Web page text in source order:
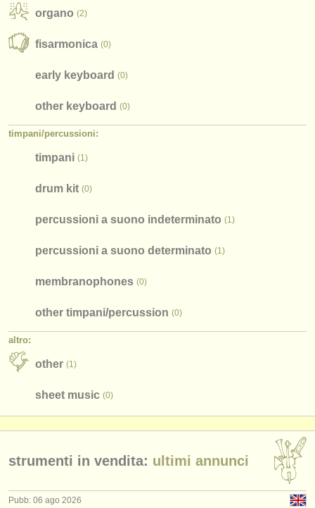
organo (2)
fisarmonica (0)
early keyboard (0)
other keyboard (0)
timpani/percussioni:
timpani (1)
drum kit (0)
percussioni a suono indeterminato (1)
percussioni a suono determinato (1)
membranophones (0)
other timpani/percussion (0)
altro:
other (1)
sheet music (0)
strumenti in vendita: ultimi annunci
Pubb: 06 ago 2026